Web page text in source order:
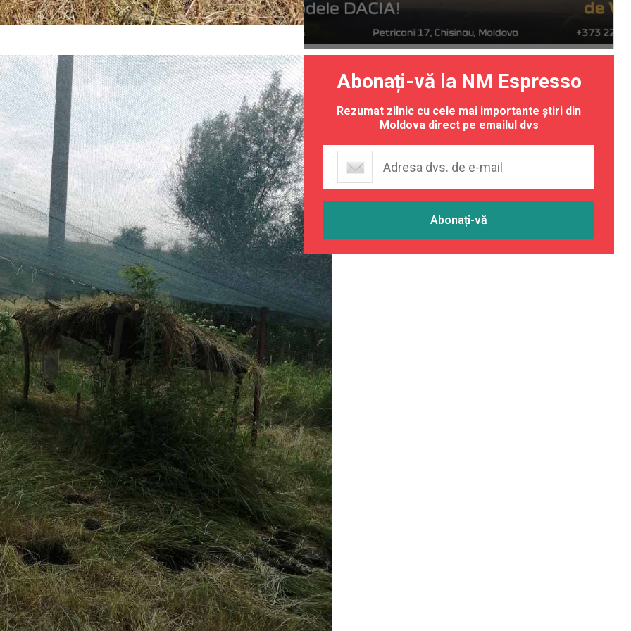
Abonați-vă la NM Espresso
Rezumat zilnic cu cele mai importante știri din
Moldova direct pe emailul dvs